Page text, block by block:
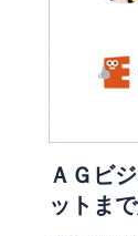
ＡＧビ
ットま